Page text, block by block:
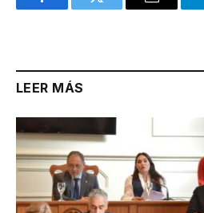
FacebookTwitter Email
LEER MÁS